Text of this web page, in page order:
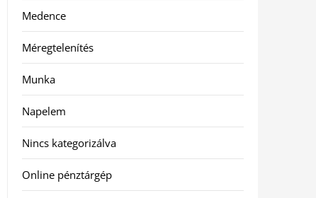
Medence
Méregtelenítés
Munka
Napelem
Nincs kategorizálva
Online pénztárgép